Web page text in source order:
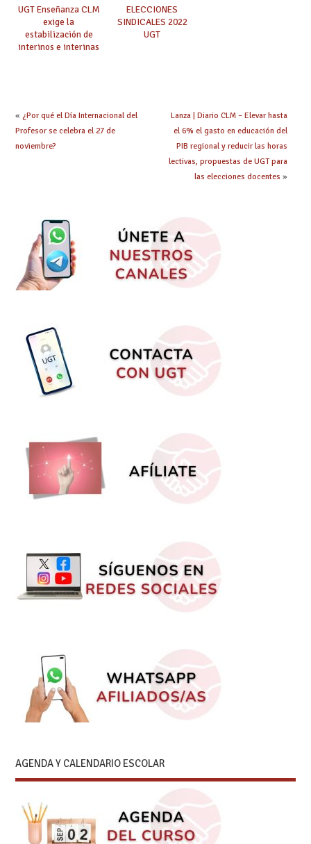
UGT Enseñanza CLM
exige la
estabilización de
interinos e interinas
ELECCIONES
SINDICALES 2022
UGT
« ¿Por qué el Día Internacional del
Profesor se celebra el 27 de
noviembre?
Lanza | Diario CLM – Elevar hasta
el 6% el gasto en educación del
PIB regional y reducir las horas
lectivas, propuestas de UGT para
las elecciones docentes »
AGENDA Y CALENDARIO ESCOLAR